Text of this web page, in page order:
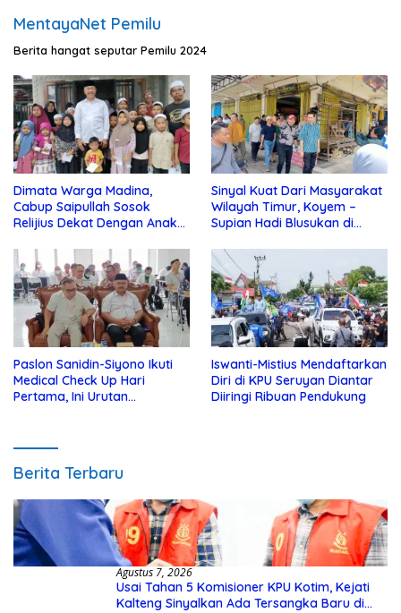
MentayaNet Pemilu
Berita hangat seputar Pemilu 2024
Dimata Warga Madina,
Cabup Saipullah Sosok
Relijius Dekat Dengan Anak
Sinyal Kuat Dari Masyarakat
Wilayah Timur, Koyem –
Supian Hadi Blusukan di
Paslon Sanidin-Siyono Ikuti
Medical Check Up Hari
Pertama, Ini Urutan
Iswanti-Mistius Mendaftarkan
Diri di KPU Seruyan Diantar
Diiringi Ribuan Pendukung
Berita Terbaru
Agustus 7, 2026
Usai Tahan 5 Komisioner KPU Kotim, Kejati
Kalteng Sinyalkan Ada Tersangka Baru di